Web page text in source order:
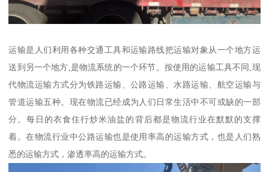
运输是人们利用各种交通工具和运输路线把运输对象从一个地方运
送到另一个地方,是物流系统的一个环节。按使用的运输工具不同,现
代物流运输方式分为铁路运输、公路运输、水路运输、航空运输与
管道运输五种。现在物流已经成为人们日常生活中不可或缺的一部
分。每日的衣食住行炒米油盐的背后都是物流行业在默默的支撑
着。在物流行业中公路运输也是使用率高的运输方式，也是人们熟
悉的运输方式，渗透率高的运输方式。